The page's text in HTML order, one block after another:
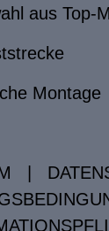
aus Top-
Montage